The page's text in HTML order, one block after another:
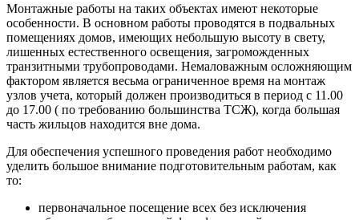
Монтажные работы на таких объектах имеют некоторые
особенности. В основном работы проводятся в подвальных
помещениях домов, имеющих небольшую высоту в свету,
лишенных естественного освещения, загроможденных
транзитными трубопроводами. Немаловажным осложняющим
фактором является весьма ограниченное время на монтаж
узлов учета, который должен производиться в период с 11.00
до 17.00 ( по требованию большинства ТСЖ), когда большая
часть жильцов находится вне дома.
Для обеспечения успешного проведения работ необходимо
уделить большое внимание подготовительным работам, как
то:
первоначальное посещение всех без исключения